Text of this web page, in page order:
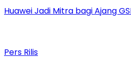
Huawei Jadi Mitra bagi Ajang
Pers Rilis